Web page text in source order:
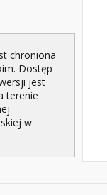
chroniona
Dostęp
jest
terenie
w